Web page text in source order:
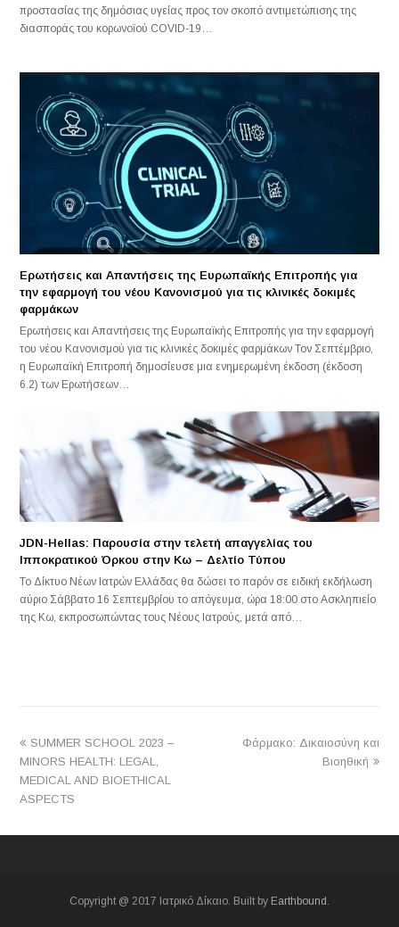
προστασίας της δημόσιας υγείας προς τον σκοπό αντιμετώπισης της
διασποράς του κορωνοϊού COVID-19…
Ερωτήσεις και Απαντήσεις της Ευρωπαϊκής Επιτροπής για
την εφαρμογή του νέου Κανονισμού για τις κλινικές δοκιμές
φαρμάκων
Ερωτήσεις και Απαντήσεις της Ευρωπαϊκής Επιτροπής για την εφαρμογή
του νέου Κανονισμού για τις κλινικές δοκιμές φαρμάκων Τον Σεπτέμβριο,
η Ευρωπαϊκή Επιτροπή δημοσίευσε μια ενημερωμένη έκδοση (έκδοση
6.2) των Ερωτήσεων…
JDN-Hellas: Παρουσία στην τελετή απαγγελίας του
Ιπποκρατικού Όρκου στην Κω – Δελτίο Τύπου
Το Δίκτυο Νέων Ιατρών Ελλάδας θα δώσει το παρόν σε ειδική εκδήλωση
αύριο Σάββατο 16 Σεπτεμβρίου το απόγευμα, ώρα 18:00 στο Ασκληπιείο
της Κω, εκπροσωπώντας τους Νέους Ιατρούς, μετά από…
previous
post:
SUMMER SCHOOL 2023 –
MINORS HEALTH: LEGAL,
MEDICAL AND BIOETHICAL
ASPECTS
next
Φάρμακο: Δικαιοσύνη και
Βιοηθική
Copyright @ 2017 Ιατρικό Δίκαιο. Built by Earthbound .